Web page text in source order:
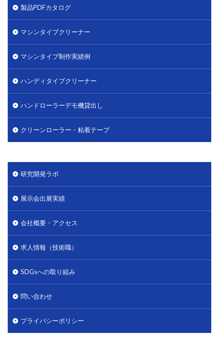
製品PDFカタログ
マシンタイプクリーナー
マシンタイプ制作実績例
ハンディタイプクリーナー
ハンドローラーデモ機貸出し
クリーンローラー・粘着テープ
研究開発ラボ
展示会出展実績
会社概要・アクセス
求人情報（技術職）
SDGsへの取り組み
問い合わせ
プライバシーポリシー